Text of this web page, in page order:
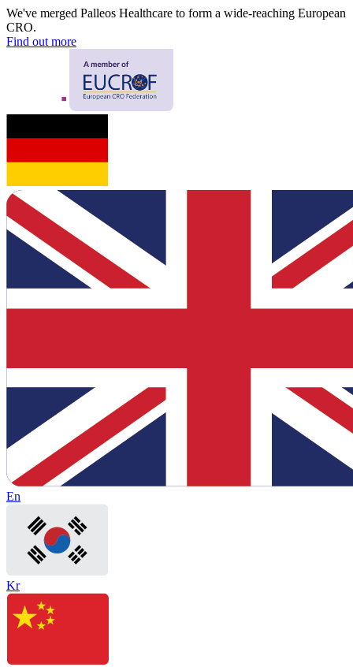
We've merged Palleos Healthcare to form a wide-reaching European
CRO.
Find out more
En
Kr